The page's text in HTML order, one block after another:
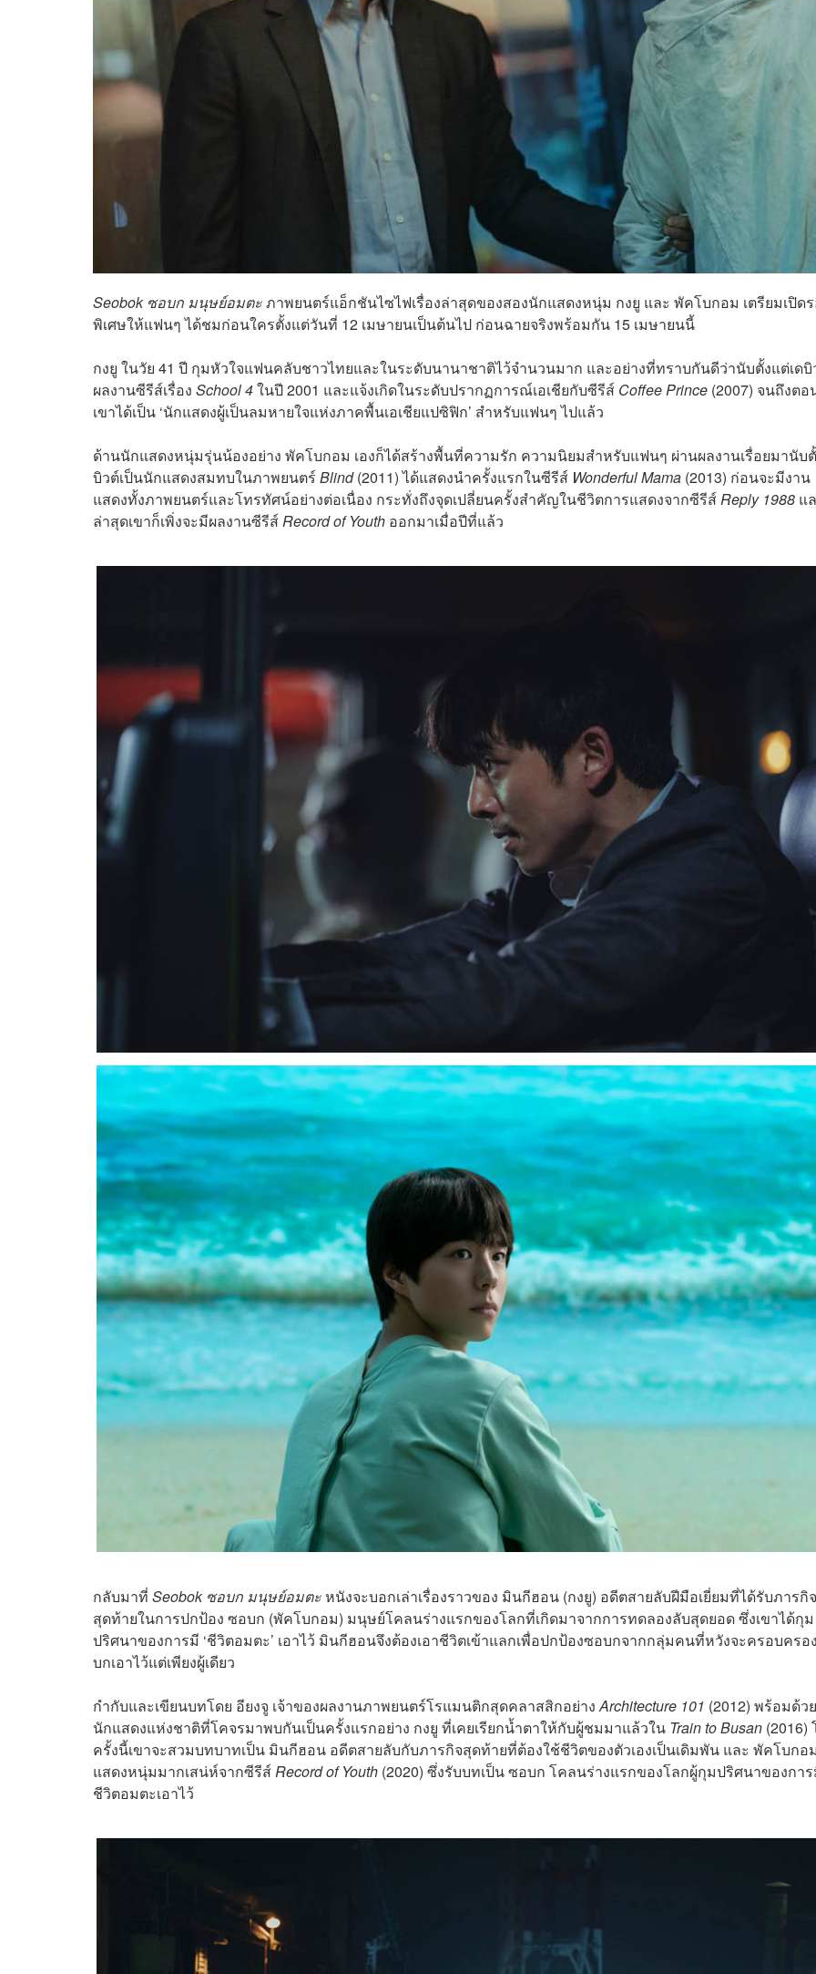
Seobok ซอบก มนุษย์อมตะภาพยนตร์แอ็กชันไซไฟเรื่องล่าสุดของสองนักแสดงหนุ่ม กงยู และ พัคโบกอม เตรียมเปิด
พิเศษให้แฟนๆ ได้ชมก่อนใครตั้งแต่วันที่ 12 เมษายนเป็นต้นไป ก่อนฉายจริงพร้อมกัน 15 เมษายนนี้
กงยู ในวัย 41 ปี กุมหัวใจแฟนคลับชาวไทยและในระดับนานาชาติไว้จำนวนมาก และอย่างที่ทราบกันดีว่านับตั้งแต่เด
ผลงานซีรีส์เรื่อง School 4ในปี 2001 และแจ้งเกิดในระดับปรากฏการณ์เอเชียกับซีรีส์ Coffee Prince (2007) จนถึงต
เขาได้เป็น ‘นักแสดงผู้เป็นลมหายใจแห่งภาคพื้นเอเชียแปซิฟิก’ สำหรับแฟนๆ ไปแล้ว
ด้านนักแสดงหนุ่มรุ่นน้องอย่าง พัคโบกอม เองก็ได้สร้างพื้นที่ความรัก ความนิยมสำหรับแฟนๆ ผ่านผลงานเรื่อยมานับ
บิวต์เป็นนักแสดงสมทบในภาพยนตร์ Blind(2011) ได้แสดงนำครั้งแรกในซีรีส์ Wonderful Mama (2013) ก่อนจะมีงาน
แสดงทั้งภาพยนตร์และโทรทัศน์อย่างต่อเนื่อง กระทั่งถึงจุดเปลี่ยนครั้งสำคัญในชีวิตการแสดงจากซีรีส์Reply 1988 แ
ล่าสุดเขาก็เพิ่งจะมีผลงานซีรีส์Record of Youth ออกมาเมื่อปีที่แล้ว
กลับมาที่ Seobok ซอบก มนุษย์อมตะหนังจะบอกเล่าเรื่องราวของ มินกีฮอน (กงยู) อดีตสายลับฝีมือเยี่ยมที่ได้รับภารกิจ
สุดท้ายในการปกป้อง ซอบก (พัคโบกอม) มนุษย์โคลนร่างแรกของโลกที่เกิดมาจากการทดลองลับสุดยอด ซึ่งเขาได้กุม
ปริศนาของการมี ‘ชีวิตอมตะ’ เอาไว้ มินกีฮอนจึงต้องเอาชีวิตเข้าแลกเพื่อปกป้องซอบกจากกลุ่มคนที่หวังจะครอบครอ
บกเอาไว้แต่เพียงผู้เดียว
กำกับและเขียนบทโดย อียงจู เจ้าของผลงานภาพยนตร์โรแมนติกสุดคลาสสิกอย่างArchitecture 101 (2012) พร้อมด้ว
นักแสดงแห่งชาติที่โคจรมาพบกันเป็นครั้งแรกอย่าง กงยู ที่เคยเรียกน้ำตาให้กับผู้ชมมาแล้วใน Train to Busan (2016)
ครั้งนี้เขาจะสวมบทบาทเป็น มินกีฮอน อดีตสายลับกับภารกิจสุดท้ายที่ต้องใช้ชีวิตของตัวเองเป็นเดิมพัน และ พัคโบกอ
แสดงหนุ่มมากเสน่ห์จากซีรีส์Record of Youth (2020) ซึ่งรับบทเป็น ซอบก โคลนร่างแรกของโลกผู้กุมปริศนาของกา
ชีวิตอมตะเอาไว้